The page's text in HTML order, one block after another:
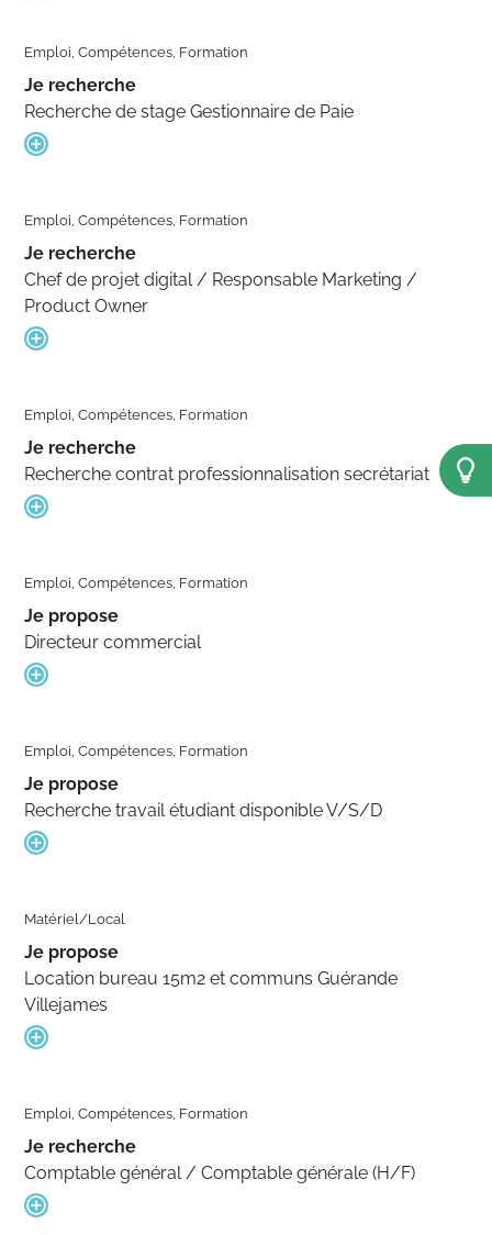
Emploi, Compétences, Formation
Je recherche
Recherche de stage Gestionnaire de Paie
Emploi, Compétences, Formation
Je recherche
Chef de projet digital / Responsable Marketing /
Product Owner
Emploi, Compétences, Formation
Je recherche
Recherche contrat professionnalisation secrétariat
Emploi, Compétences, Formation
Je propose
Directeur commercial
Emploi, Compétences, Formation
Je propose
Recherche travail étudiant disponible V/S/D
Matériel/Local
Je propose
Location bureau 15m2 et communs Guérande
Villejames
Emploi, Compétences, Formation
Je recherche
Comptable général / Comptable générale (H/F)